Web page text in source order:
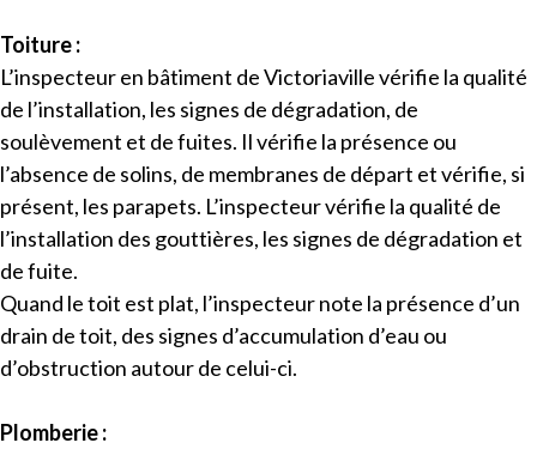
Toiture :
L’inspecteur en bâtiment de Victoriaville vérifie la qualité
de l’installation, les signes de dégradation, de
soulèvement et de fuites. Il vérifie la présence ou
l’absence de solins, de membranes de départ et vérifie, si
présent, les parapets. L’inspecteur vérifie la qualité de
l’installation des gouttières, les signes de dégradation et
de fuite.
Quand le toit est plat, l’inspecteur note la présence d’un
drain de toit, des signes d’accumulation d’eau ou
d’obstruction autour de celui-ci.
Plomberie :